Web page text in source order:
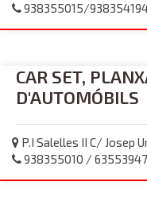
938355015/
CAR SET,
D'AUTOMÓBILS
P.I Salelles II C/ Josep
938355010 /